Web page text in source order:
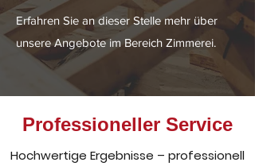
Erfahren Sie an dieser Stelle mehr über
unsere Angebote im Bereich Zimmerei.
Professioneller Service
Hochwertige Ergebnisse – professionell